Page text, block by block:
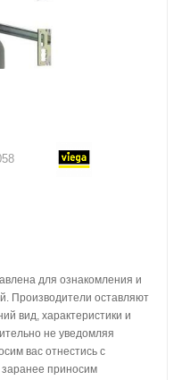
для ознакомления и
Производители оставляют
вид, характеристики и
не уведомляя
вас отнестись с
приносим